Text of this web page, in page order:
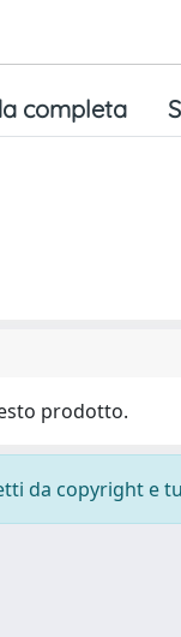
completa
prodotto.
da copyright e